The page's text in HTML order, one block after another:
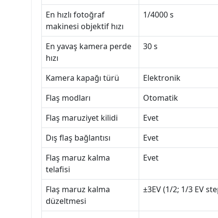
En hızlı fotoğraf
makinesi objektif hızı
1/4000 s
En yavaş kamera perde
hızı
30 s
Kamera kapağı türü
Elektronik
Flaş modları
Otomatik
Flaş maruziyet kilidi
Evet
Dış flaş bağlantısı
Evet
Flaş maruz kalma
telafisi
Evet
Flaş maruz kalma
düzeltmesi
±3EV (1/2; 1/3 EV